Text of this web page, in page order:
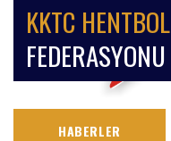
KKTC HENTBOL
FEDERASYONU
HABERLER